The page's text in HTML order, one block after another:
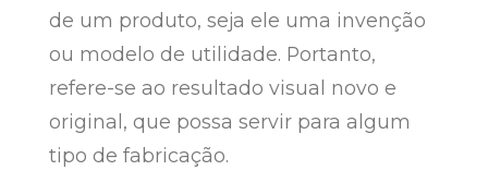
de um produto, seja ele uma invenção
ou modelo de utilidade. Portanto,
refere-se ao resultado visual novo e
original, que possa servir para algum
tipo de fabricação.